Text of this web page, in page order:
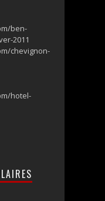
ben-
2011
chevignon-
hotel-